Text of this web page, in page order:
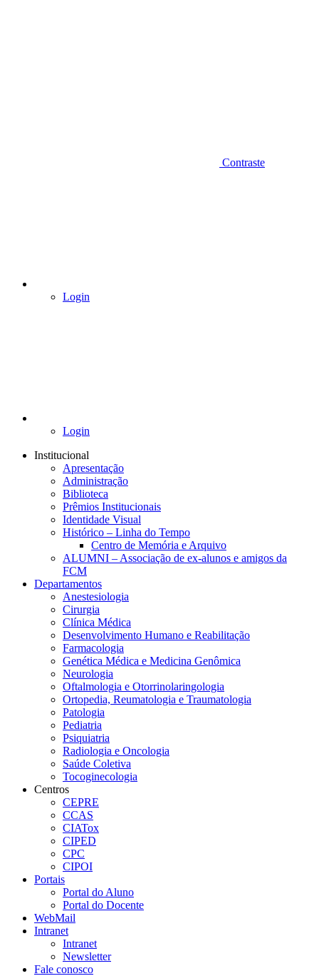
Contraste
Login
Login
Institucional
Apresentação
Administração
Biblioteca
Prêmios Institucionais
Identidade Visual
Histórico – Linha do Tempo
Centro de Memória e Arquivo
ALUMNI – Associação de ex-alunos e amigos da
FCM
Departamentos
Anestesiologia
Cirurgia
Clínica Médica
Desenvolvimento Humano e Reabilitação
Farmacologia
Genética Médica e Medicina Genômica
Neurologia
Oftalmologia e Otorrinolaringologia
Ortopedia, Reumatologia e Traumatologia
Patologia
Pediatria
Psiquiatria
Radiologia e Oncologia
Saúde Coletiva
Tocoginecologia
Centros
CEPRE
CCAS
CIATox
CIPED
CPC
CIPOI
Portais
Portal do Aluno
Portal do Docente
WebMail
Intranet
Intranet
Newsletter
Fale conosco